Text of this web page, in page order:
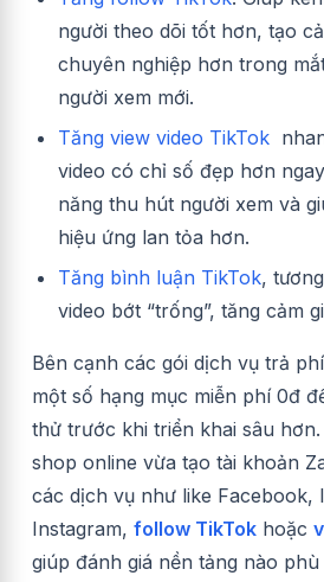
người theo dõi tốt hơn, tạo
chuyên nghiệp hơn trong
người xem mới.
Tăng view video TikTok
video có chỉ số đẹp hơn
năng thu hút người xem và
hiệu ứng lan tỏa hơn.
Tăng bình luận TikTok,
video bớt “trống”, tăng cảm
Bên cạnh các gói dịch vụ trả
một số hạng mục miễn phí 0đ
thử trước khi triển khai sâu
shop online vừa tạo tài khoản
các dịch vụ như like Facebook,
Instagram, follow TikTok hoặc
giúp đánh giá nền tảng nào